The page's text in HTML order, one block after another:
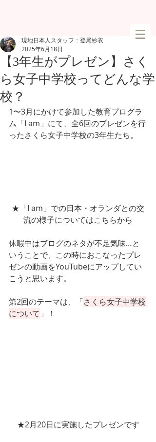
【3年生がプレゼン】さく
ら女子中学校ってどんな学
校？
現地日本人スタッフ：登尾紗衣
2025年6月18日
1〜3月にかけて参加した教育プログラ
ム「I am」にて、全6回のプレゼンを行
ったさくら女子中学校の3年生たち。
★「I am」での日本・オランダとの交
流の様子についてはこちらから
休暇中はブログのネタが不足気味…と
いうことで、この時におこなったプレ
ゼンの動画をYouTubeにアップしてい
こうと思います。
第2回のテーマは、「さくら女子中学校
について 」！
★2月20日に実施したプレゼンです